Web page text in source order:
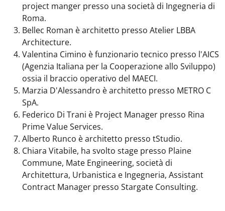
project manger presso una società di Ingegneria di
Roma.
Bellec Roman è architetto presso Atelier LBBA
Architecture.
Valentina Cimino è funzionario tecnico presso l'AICS
(Agenzia Italiana per la Cooperazione allo Sviluppo)
ossia il braccio operativo del MAECI.
Marzia D'Alessandro è architetto presso METRO C
SpA.
Federico Di Trani è Project Manager presso Rina
Prime Value Services.
Alberto Runco è architetto presso tStudio.
Chiara Vitabile, ha svolto stage presso Plaine
Commune, Mate Engineering, società di
Architettura, Urbanistica e Ingegneria, Assistant
Contract Manager presso Stargate Consulting.